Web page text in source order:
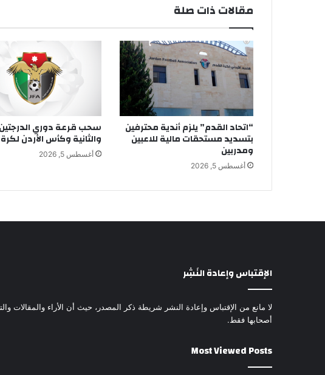
مقالات ذات صلة
“اتحاد القدم” يلزم أندية محترفين
بتسديد مستحقات مالية للاعبين
ومدربين
أغسطس 5, 2026
سحب قرعة دوري الدرجتين
والثانية وكأس الأردن
أغسطس 5, 2026
الإقتباس وإعادة النَشِر
لا مانع من الإقتباس وإعادة النشر شريطة ذكر المصدر، حيث أن الأراء والمقالات
أصحابها فقط.
Most Viewed Posts